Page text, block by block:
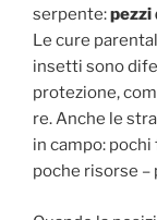
serpente:pezzi
Le cure
insetti sono
protezione,
re. Anche le
in campo:
poche risorse –